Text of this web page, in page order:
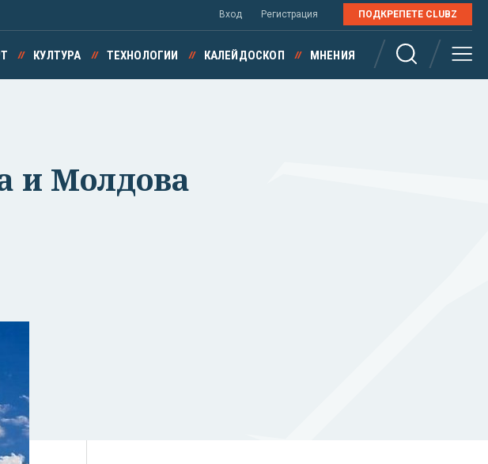
Вход Регистрация ПОДКРЕПЕТЕ CLUBZ
КУЛТУРА ТЕХНОЛОГИИ КАЛЕЙДОСКОП МНЕНИЯ
и Молдова